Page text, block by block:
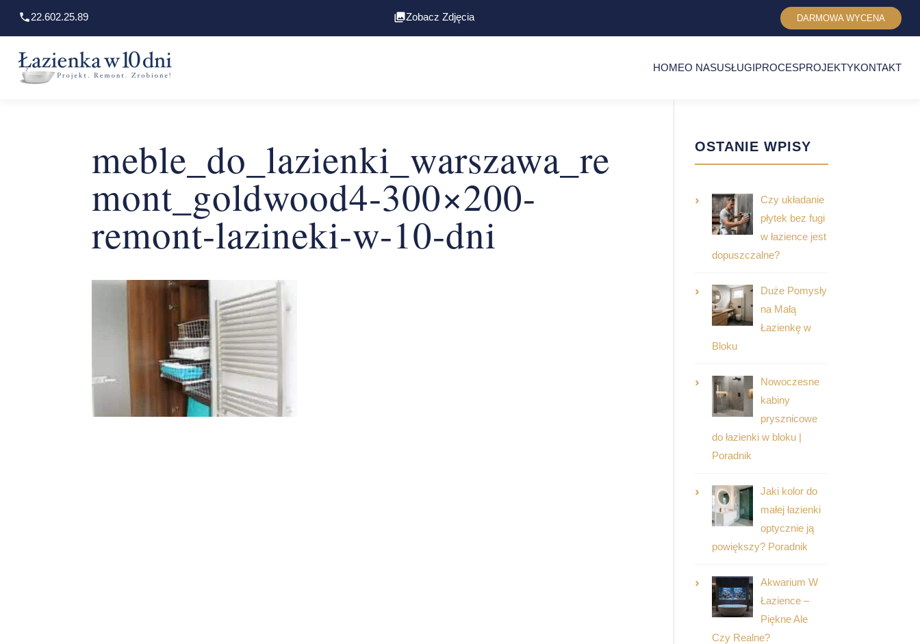
22.602.25.89 Zobacz Zdjęcia DARMOWA WYCENA
HOMEO NASUSŁUGIPROCESPROJEKTYKONTAKT
meble_do_lazienki_warszawa_re
mont_goldwood4-300×200-
remont-lazineki-w-10-dni
OSTANIE WPISY
Czy układanie
płytek bez fugi
w łazience jest
dopuszczalne?
Duże Pomysły
na Małą
Łazienkę w
Bloku
Nowoczesne
kabiny
prysznicowe
do łazienki w bloku |
Poradnik
Jaki kolor do
małej łazienki
optycznie ją
powiększy? Poradnik
Akwarium W
Łazience –
Piękne Ale
Czy Realne?